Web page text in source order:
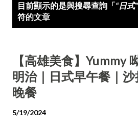
目前顯示的是與搜尋查詢「 日式
符的文章
【高雄美食】Yummy
明治｜日式早午餐｜
晚餐
5/19/2024